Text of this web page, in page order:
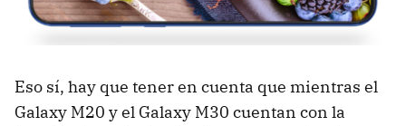
Eso sí, hay que tener en cuenta que mientras el
Galaxy M20 y el Galaxy M30 cuentan con la